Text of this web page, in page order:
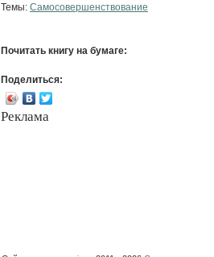
Темы: Самосовершенствование
Почитать книгу на бумаге:
Поделиться:
Реклама